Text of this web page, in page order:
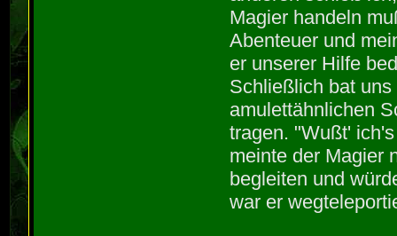
Magier handeln
Abenteuer und
er unserer Hilfe
Schließlich bat
amulettähnlichen
tragen. "Wußt'
meinte der Magier
begleiten und
war er